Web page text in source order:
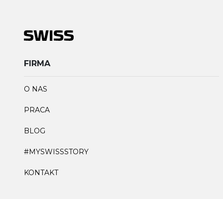
FIRMA
O NAS
PRACA
BLOG
#MYSWISSSTORY
KONTAKT